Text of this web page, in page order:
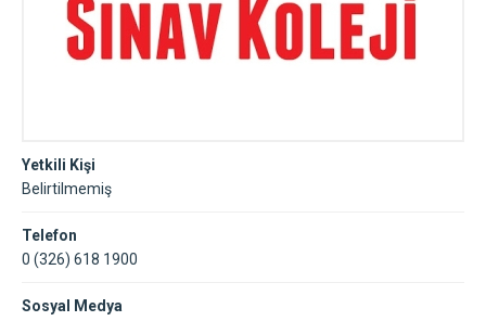
Yetkili Kişi
Belirtilmemiş
Telefon
0 (326) 618 1900
Sosyal Medya